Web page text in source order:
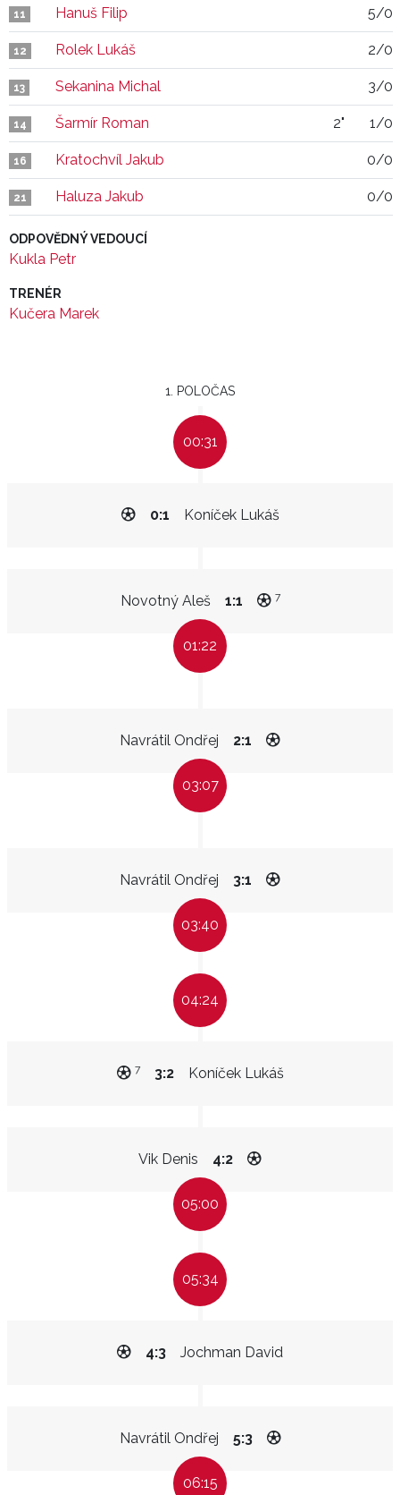
11 Hanuš Filip 5/0
12 Rolek Lukáš 2/0
13 Sekanina Michal 3/0
14 Šarmír Roman 2" 1/0
16 Kratochvíl Jakub 0/0
21 Haluza Jakub 0/0
ODPOVĚDNÝ VEDOUCÍ
Kukla Petr
TRENÉR
Kučera Marek
1. POLOČAS
00:31
Koníček Lukáš
0:1
Novotný Aleš 1:1 7
01:22
Navrátil Ondřej 2:1
03:07
Navrátil Ondřej 3:1
03:40
04:24
Koníček Lukáš
3:2
7
Vik Denis 4:2
05:00
05:34
Jochman David
4:3
Navrátil Ondřej 5:3
06:15